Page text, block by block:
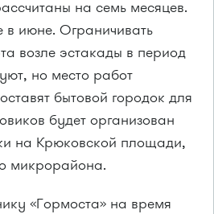
на семь месяцев.
в июне. Ограничивать
возле эстакады в период
но место работ
бытовой городок для
будет организован
на Крюковской площади,
микрорайона.
«Гормоста» на время